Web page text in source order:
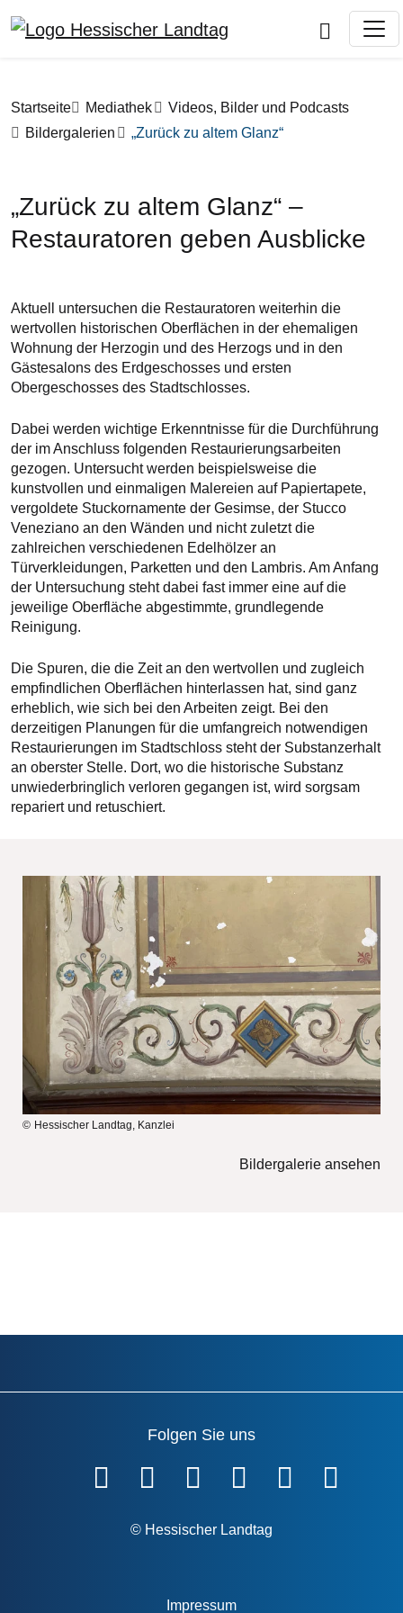
Pfadnavigation
Startseite Mediathek
Videos, Bilder und Podcasts
Bildergalerien
„Zurück zu altem Glanz“
„Zurück zu altem Glanz“ –
Restauratoren geben Ausblicke
Aktuell untersuchen die Restauratoren weiterhin die
wertvollen historischen Oberflächen in der ehemaligen
Wohnung der Herzogin und des Herzogs und in den
Gästesalons des Erdgeschosses und ersten
Obergeschosses des Stadtschlosses.
Dabei werden wichtige Erkenntnisse für die Durchführung
der im Anschluss folgenden Restaurierungsarbeiten
gezogen. Untersucht werden beispielsweise die
kunstvollen und einmaligen Malereien auf Papiertapete,
vergoldete Stuckornamente der Gesimse, der Stucco
Veneziano an den Wänden und nicht zuletzt die
zahlreichen verschiedenen Edelhölzer an
Türverkleidungen, Parketten und den Lambris. Am Anfang
der Untersuchung steht dabei fast immer eine auf die
jeweilige Oberfläche abgestimmte, grundlegende
Reinigung.
Die Spuren, die die Zeit an den wertvollen und zugleich
empfindlichen Oberflächen hinterlassen hat, sind ganz
erheblich, wie sich bei den Arbeiten zeigt. Bei den
derzeitigen Planungen für die umfangreich notwendigen
Restaurierungen im Stadtschloss steht der Substanzerhalt
an oberster Stelle. Dort, wo die historische Substanz
unwiederbringlich verloren gegangen ist, wird sorgsam
repariert und retuschiert.
Bilddatei
Hessischer Landtag, Kanzlei
Bildergalerie ansehen
Folgen Sie uns
© Hessischer Landtag
Impressum